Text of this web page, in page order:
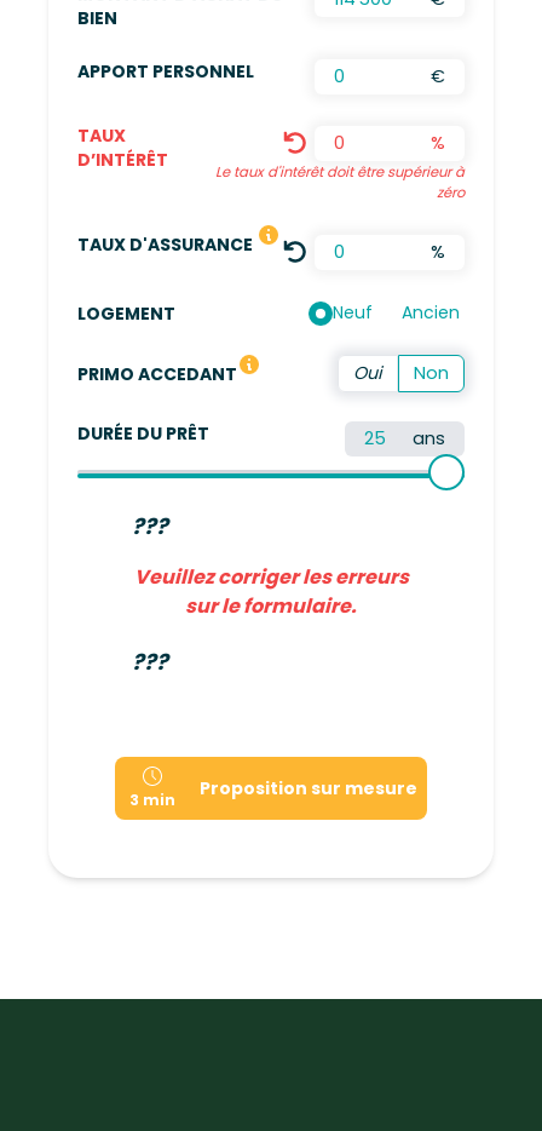
BIEN
APPORT PERSONNEL €
TAUX
D’INTÉRÊT
%
Le taux d'intérêt doit être supérieur à
zéro
TAUX D'ASSURANCE LE TAUX DÉFINI EST UNE
%
LOGEMENT Neuf Ancien
PRIMO ACCEDANT
Vous n'avez pas été propriétaire de votre résidence
DURÉE DU PRÊT ans
???
Veuillez corriger les erreurs
sur le formulaire.
???
3 min Proposition sur mesure